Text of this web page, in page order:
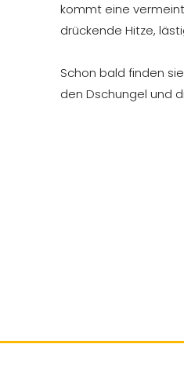
kommt eine
drückende Hitze,
Schon bald finden
den Dschungel und